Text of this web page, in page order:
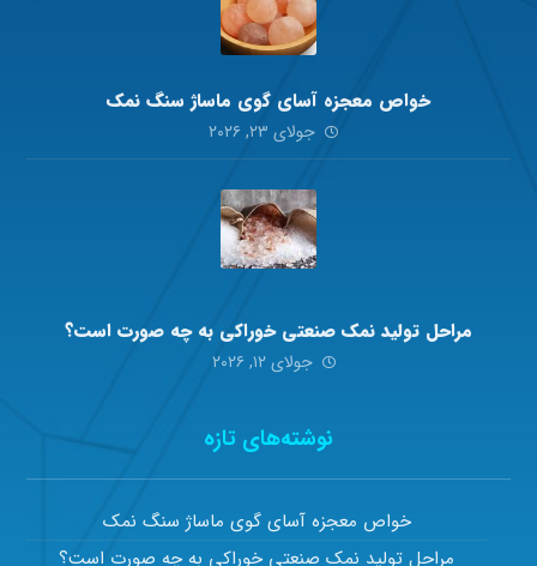
خواص معجزه آسای گوی ماساژ سنگ نمک
جولای ۲۳, ۲۰۲۶
مراحل تولید نمک صنعتی خوراکی به چه صورت است؟
جولای ۱۲, ۲۰۲۶
نوشته‌های تازه
خواص معجزه آسای گوی ماساژ سنگ نمک
مراحل تولید نمک صنعتی خوراکی به چه صورت است؟